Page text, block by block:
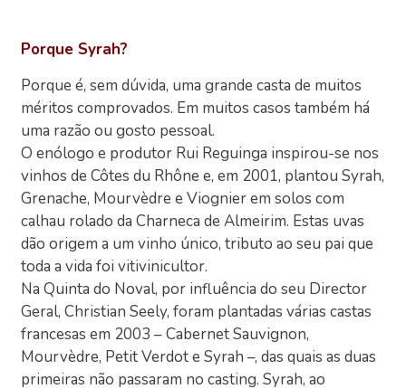
Porque Syrah?
Porque é, sem dúvida, uma grande casta de muitos
méritos comprovados. Em muitos casos também há
uma razão ou gosto pessoal.
O enólogo e produtor Rui Reguinga inspirou-se nos
vinhos de Côtes du Rhône e, em 2001, plantou Syrah,
Grenache, Mourvèdre e Viognier em solos com
calhau rolado da Charneca de Almeirim. Estas uvas
dão origem a um vinho único, tributo ao seu pai que
toda a vida foi vitivinicultor.
Na Quinta do Noval, por influência do seu Director
Geral, Christian Seely, foram plantadas várias castas
francesas em 2003 – Cabernet Sauvignon,
Mourvèdre, Petit Verdot e Syrah –, das quais as duas
primeiras não passaram no casting. Syrah, ao